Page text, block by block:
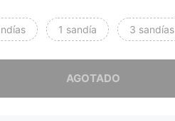
1 sandía 3 sandías
AGOTADO